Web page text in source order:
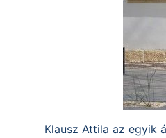
Klausz Attila az egyik